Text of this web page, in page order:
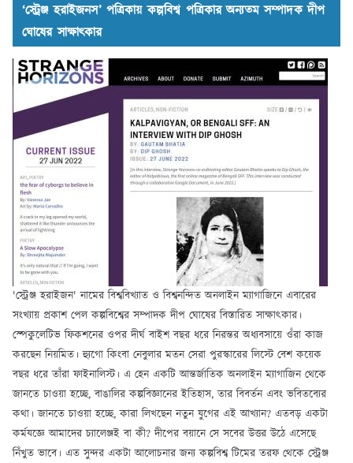
‘স্ট্রেঞ্জ হরাইজনস’ পত্রিকায় কল্পবিশ্ব পত্রিকার অন্যতম সম্পাদক দীপ
ঘোষের সাক্ষাৎকার
'স্ট্রেঞ্জ হরাইজন' নামের বিশ্ববিখ্যাত ও বিশ্বনন্দিত অনলাইন ম্যাগাজিনে এবারের
সংখ্যায় প্রকাশ পেল কল্পবিশ্বের সম্পাদক দীপ ঘোষের বিস্তারিত সাক্ষাৎকার।
স্পেকুলেটিভ ফিকশনের ওপর দীর্ঘ বাইশ বছর ধরে নিরন্তর অধ্যবসায়ে ওঁরা কাজ
করছেন নিয়মিত। হ্যুগো কিংবা নেবুলার মতন সেরা পুরস্কারের লিস্টে বেশ কয়েক
বছর ধরে তাঁরা ফাইনালিস্ট। এ হেন একটি আন্তর্জাতিক অনলাইন ম্যাগাজিন থেকে
জানতে চাওয়া হচ্ছে, বাঙালির কল্পবিজ্ঞানের ইতিহাস, তার বিবর্তন এবং ভবিতব্যের
কথা। জানতে চাওয়া হচ্ছে, কারা লিখছেন নতুন যুগের এই আখ্যান? এতবড় একটা
কর্মযজ্ঞে আমাদের চ্যালেঞ্জই বা কী? দীপের বয়ানে সে সবের উত্তর উঠে এসেছে
নিঁখুত ভাবে। এত সুন্দর একটা আলোচনার জন্য কল্পবিশ্ব টিমের তরফ থেকে স্ট্রেঞ্জ